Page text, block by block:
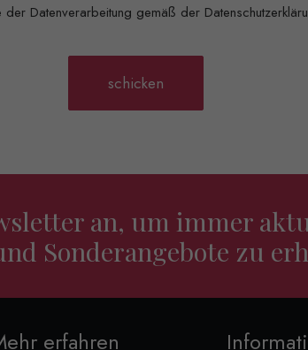
der Datenverarbeitung gemäß der
an, um immer
Sonderangebote zu
erfahren